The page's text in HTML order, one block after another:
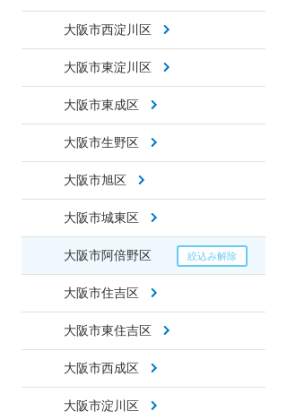
大阪市西淀川区
大阪市東淀川区
大阪市東成区
大阪市生野区
大阪市旭区
大阪市城東区
大阪市阿倍野区
大阪市住吉区
大阪市東住吉区
大阪市西成区
大阪市淀川区